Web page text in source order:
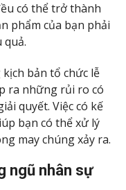
có thể trở thành
phẩm của bạn phải
bản tổ chức lễ
ra những rủi ro có
quyết. Việc có kế
bạn có thể xử lý
may chúng xảy ra.
ngũ nhân sự